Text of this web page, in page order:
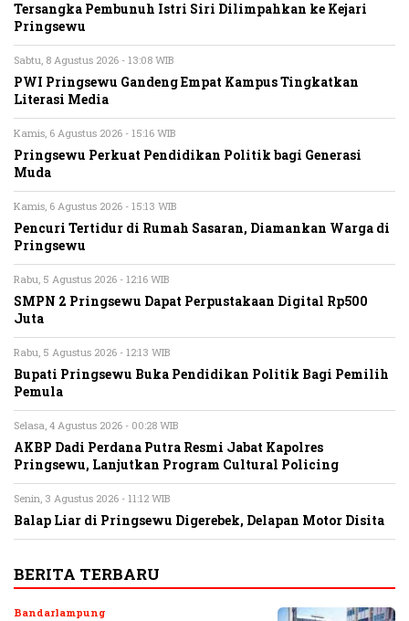
Tersangka Pembunuh Istri Siri Dilimpahkan ke Kejari
Pringsewu
Sabtu, 8 Agustus 2026 - 13:08 WIB
PWI Pringsewu Gandeng Empat Kampus Tingkatkan
Literasi Media
Kamis, 6 Agustus 2026 - 15:16 WIB
Pringsewu Perkuat Pendidikan Politik bagi Generasi
Muda
Kamis, 6 Agustus 2026 - 15:13 WIB
Pencuri Tertidur di Rumah Sasaran, Diamankan Warga di
Pringsewu
Rabu, 5 Agustus 2026 - 12:16 WIB
SMPN 2 Pringsewu Dapat Perpustakaan Digital Rp500
Juta
Rabu, 5 Agustus 2026 - 12:13 WIB
Bupati Pringsewu Buka Pendidikan Politik Bagi Pemilih
Pemula
Selasa, 4 Agustus 2026 - 00:28 WIB
AKBP Dadi Perdana Putra Resmi Jabat Kapolres
Pringsewu, Lanjutkan Program Cultural Policing
Senin, 3 Agustus 2026 - 11:12 WIB
Balap Liar di Pringsewu Digerebek, Delapan Motor Disita
BERITA TERBARU
Bandarlampung